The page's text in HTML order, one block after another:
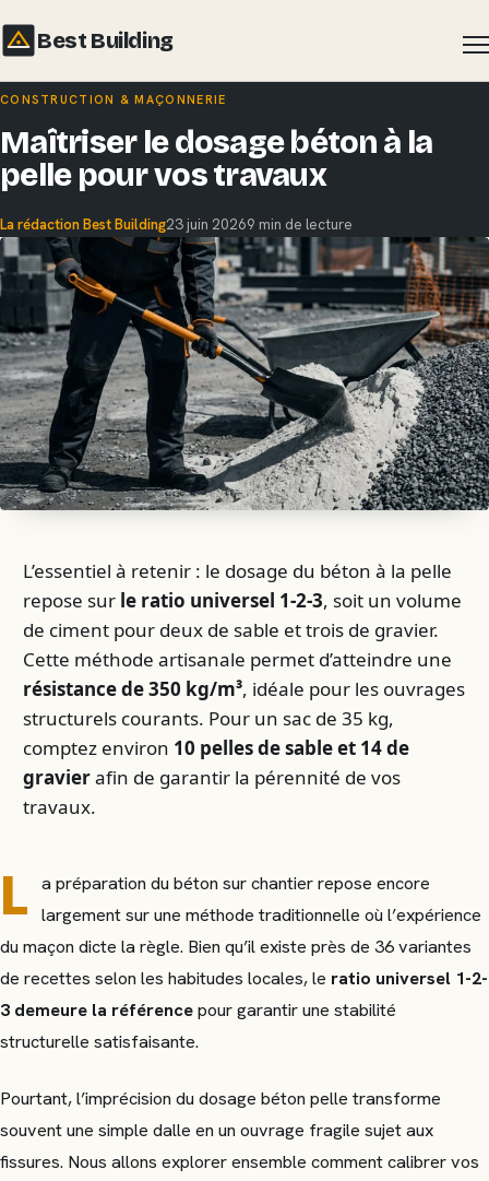
Best Building
Aller
au
contenu
CONSTRUCTION & MAÇONNERIE
Maîtriser le dosage béton à la
pelle pour vos travaux
La rédaction Best Building23 juin 20269 min de lecture
L’essentiel à retenir : le dosage du béton à la pelle
repose sur le ratio universel 1-2-3, soit un volume
de ciment pour deux de sable et trois de gravier.
Cette méthode artisanale permet d’atteindre une
résistance de 350 kg/m³, idéale pour les ouvrages
structurels courants. Pour un sac de 35 kg,
comptez environ 10 pelles de sable et 14 de
gravierafin de garantir la pérennité de vos
travaux.
L
a préparation du béton sur chantier repose encore
largement sur une méthode traditionnelle où l’expérience
du maçon dicte la règle. Bien qu’il existe près de 36 variantes
de recettes selon les habitudes locales, le ratio universel 1-2-
3 demeure la référencepour garantir une stabilité
structurelle satisfaisante.
Pourtant, l’imprécision du dosage béton pelle transforme
souvent une simple dalle en un ouvrage fragile sujet aux
fissures. Nous allons explorer ensemble comment calibrer vos